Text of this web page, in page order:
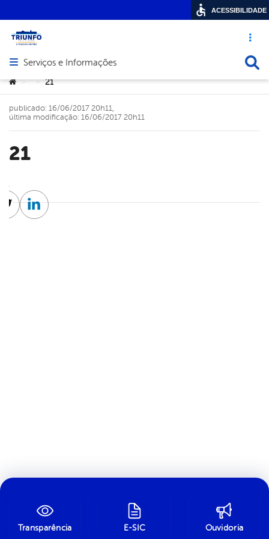
Acesso
Abrir menu principal de navegação
Serviços e Informações
Você está aqui:
> > 21
21
publicado: 16/06/2017 20h11,
última modificação: 16/06/2017 20h11
TwitterLinkedin
Transparência E-SIC Ouvidoria
ACESSIBILIDADE